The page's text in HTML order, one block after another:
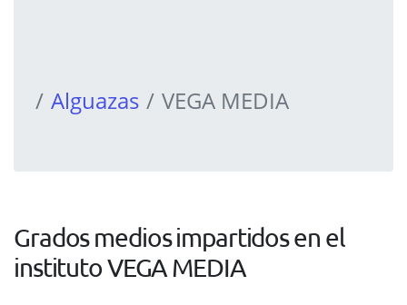
Alguazas VEGA MEDIA
Grados medios impartidos en el
instituto VEGA MEDIA